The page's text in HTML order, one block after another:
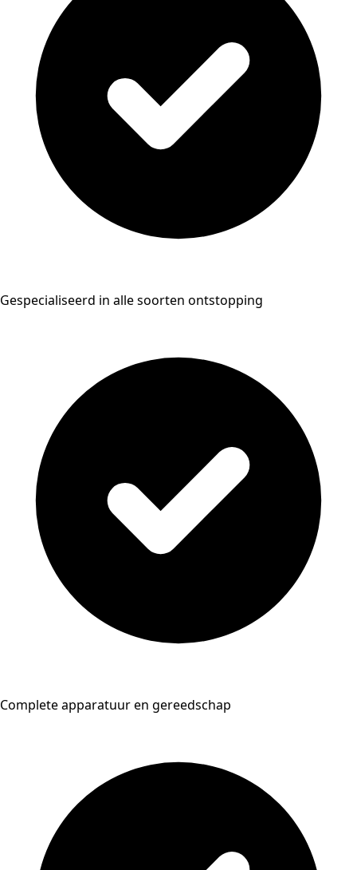
Gespecialiseerd in alle soorten ontstopping
Complete apparatuur en gereedschap